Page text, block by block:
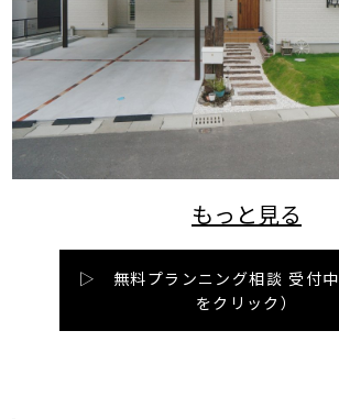
▷ 無料プランニング相談 受付中
をクリック）